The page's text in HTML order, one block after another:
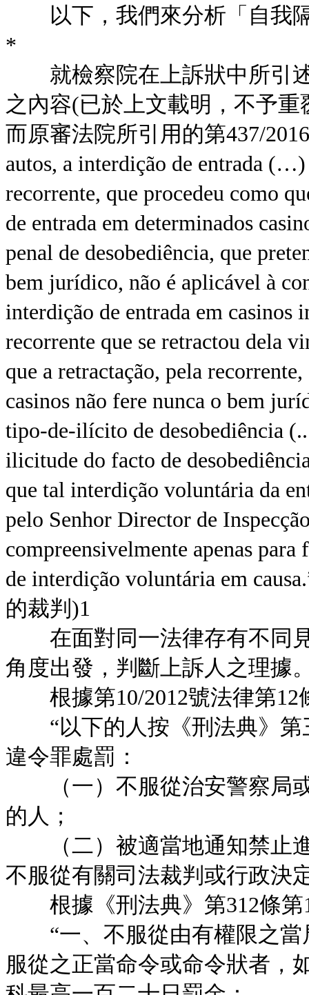
以下，我們來分析「自我
*
就檢察院在上訴狀中所引述
之內容(已於上文載明，不予
而原審法院所引用的第437/
autos, a interdição de entrada
recorrente, que procedeu como
de entrada em determinados
penal de desobediência, que
bem jurídico, não é aplicável à
interdição de entrada em casinos
recorrente que se retractou dela
que a retractação, pela
casinos não fere nunca o bem
tipo-de-ilícito de desobediência
ilicitude do facto de
que tal interdição voluntária da
pelo Senhor Director de
compreensivelmente apenas
de interdição voluntária em
的裁判)1
在面對同一法律存有不同見
角度出發，判斷上訴人之理據
根據第10/2012號法律第12
“以下的人按《刑法典》第
違令罪處罰：
（一）不服從治安警察局或
的人；
（二）被適當地通知禁止進
不服從有關司法裁判或行政決
根據《刑法典》第312條第
“一、不服從由有權限之當
服從之正當命令或命令狀者，